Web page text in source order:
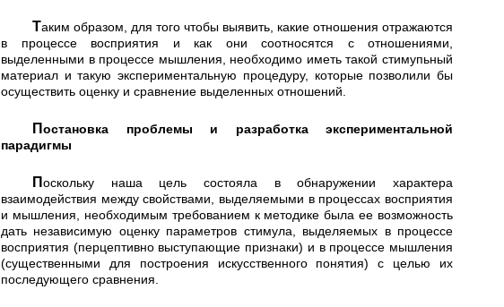
Таким образом, для того чтобы выявить, какие отно­шения отражаются
в процессе восприятия и как они соотносятся с отношениями,
выделенными в процессе мыш­ления, необходимо иметь такой стимупьный
материал и такую экспериментальную процедуру, которые позволили бы
осуществить оценку и сравнение выделенных отношений.
Постановка проблемы и разработка экспериментальной
парадигмы
Поскольку наша цель состояла в обнаружении характера
взаимодействия между свойствами, выделяемыми в процес­сах восприятия
и мышления, необходимым требованием к методике была ее возможность
дать независимую оценку параметров стимула, выделяемых в процессе
восприятия (пер­цептивно выступающие признаки) и в процессе мышления
(существенными для построения искусственного понятия) с целью их
последующего сравнения.